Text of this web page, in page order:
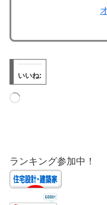
いいね:
ランキング参加中！